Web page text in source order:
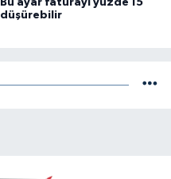
düşürebilir